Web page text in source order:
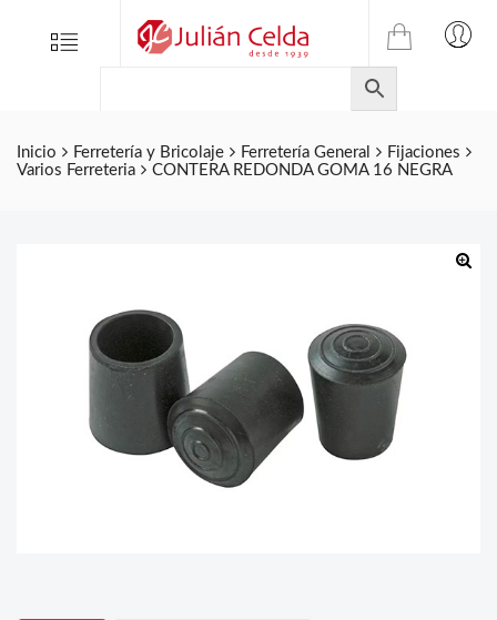
Menu
TIENDA
ONLINE
DE
JULIAN
CELDA
S.L.
Inicio Ferretería y Bricolaje Ferretería General
Fijaciones
Varios Ferreteria
CONTERA REDONDA GOMA 16 NEGRA
Folletos
Contacto